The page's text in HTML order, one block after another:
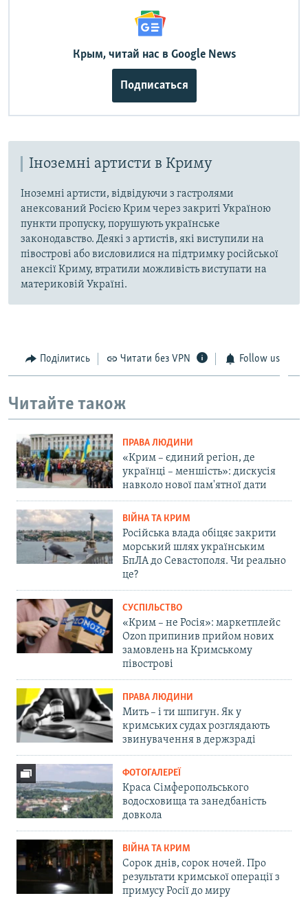
Крым, читай нас в Google News
Подписаться
Іноземні артисти в Криму
Іноземні артисти, відвідуючи з гастролями
анексований Росією Крим через закриті Україною
пункти пропуску, порушують українське
законодавство. Деякі з артистів, які виступили на
півострові або висловилися на підтримку російської
анексії Криму, втратили можливість виступати на
материковій Україні.
Поділитись Читати без VPN Follow us
Читайте також
ПРАВА ЛЮДИНИ
«Крим – єдиний регіон, де
українці – меншість»: дискусія
навколо нової пам'ятної дати
ВІЙНА ТА КРИМ
Російська влада обіцяє закрити
морський шлях українським
БпЛА до Севастополя. Чи реально
це?
СУСПІЛЬСТВО
«Крим – не Росія»: маркетплейс
Ozon припинив прийом нових
замовлень на Кримському
півострові
ПРАВА ЛЮДИНИ
Мить – і ти шпигун. Як у
кримських судах розглядають
звинувачення в держзраді
ФОТОГАЛЕРЕЇ
Краса Сімферопольського
водосховища та занедбаність
довкола
ВІЙНА ТА КРИМ
Сорок днів, сорок ночей. Про
результати кримської операції з
примусу Росії до миру